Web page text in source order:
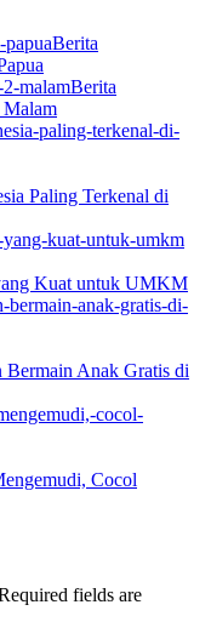
Berita
Berita
Paling Terkenal di
Kuat untuk UMKM
Bermain Anak Gratis di
Cocol
fields are